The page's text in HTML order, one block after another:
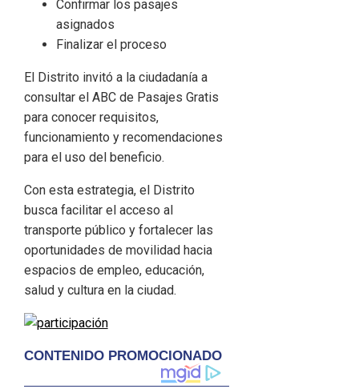
Confirmar los pasajes
asignados
Finalizar el proceso
El Distrito invitó a la ciudadanía a
consultar el ABC de Pasajes Gratis
para conocer requisitos,
funcionamiento y recomendaciones
para el uso del beneficio.
Con esta estrategia, el Distrito
busca facilitar el acceso al
transporte público y fortalecer las
oportunidades de movilidad hacia
espacios de empleo, educación,
salud y cultura en la ciudad.